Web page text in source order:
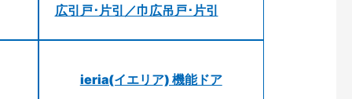
広引戸･片引／巾広吊戸･片引
ieria(イエリア) 機能ドア